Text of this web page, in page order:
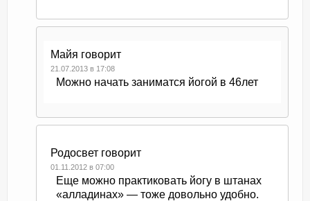
Майя говорит
21.07.2013 в 17:08
Можно начать заниматся йогой в 46лет
Родосвет говорит
01.11.2012 в 07:00
Еще можно практиковать йогу в штанах
«алладинах» — тоже довольно удобно.